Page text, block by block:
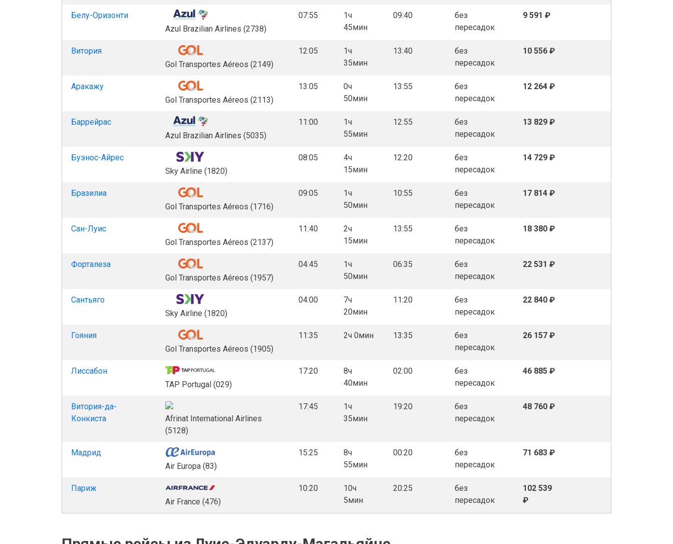
Белу-Оризонти
Azul Brazilian Airlines (2738)
07:55
1ч
45мин
09:40
без
пересадок
9 591 ₽
Витория
Gol Transportes Aéreos (2149)
12:05
1ч
35мин
13:40
без
пересадок
10 556 ₽
Аракажу
Gol Transportes Aéreos (2113)
13:05
0ч
50мин
13:55
без
пересадок
12 264 ₽
Баррейрас
Azul Brazilian Airlines (5035)
11:00
1ч
55мин
12:55
без
пересадок
13 829 ₽
Буэнос-Айрес
Sky Airline (1820)
08:05
4ч
15мин
12:20
без
пересадок
14 729 ₽
Бразилиа
Gol Transportes Aéreos (1716)
09:05
1ч
50мин
10:55
без
пересадок
17 814 ₽
Сан-Луис
Gol Transportes Aéreos (2137)
11:40
2ч
15мин
13:55
без
пересадок
18 380 ₽
Форталеза
Gol Transportes Aéreos (1957)
04:45
1ч
50мин
06:35
без
пересадок
22 531 ₽
Сантьяго
Sky Airline (1820)
04:00
7ч
20мин
11:20
без
пересадок
22 840 ₽
Гояния
Gol Transportes Aéreos (1905)
11:35 2ч 0мин 13:35
без
пересадок
26 157 ₽
Лиссабон
TAP Portugal (029)
17:20
8ч
40мин
02:00
без
пересадок
46 885 ₽
Витория-да-
Конкиста
Afrinat International Airlines
(5128)
17:45
1ч
35мин
19:20
без
пересадок
48 760 ₽
Мадрид
Air Europa (83)
15:25
8ч
55мин
00:20
без
пересадок
71 683 ₽
Париж
Air France (476)
10:20
10ч
5мин
20:25
без
пересадок
102 539
₽